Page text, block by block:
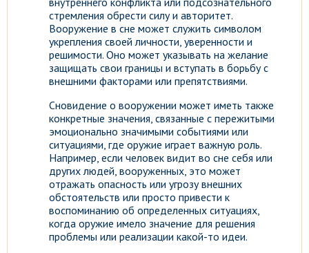
стремления обрести силу и авторитет.
Вооружение в сне может служить символом
укрепления своей личности, уверенности и
решимости. Оно может указывать на желание
защищать свои границы и вступать в борьбу с
внешними факторами или препятствиями.
Сновидение о вооружении может иметь также
конкретные значения, связанные с пережитыми
эмоционально значимыми событиями или
ситуациями, где оружие играет важную роль.
Например, если человек видит во сне себя или
других людей, вооруженных, это может
отражать опасность или угрозу внешних
обстоятельств или просто привести к
воспоминанию об определенных ситуациях,
когда оружие имело значение для решения
проблемы или реализации какой-то идеи.